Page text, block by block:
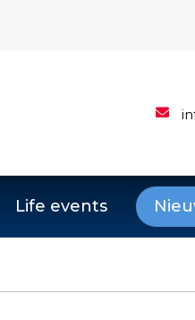
Life events